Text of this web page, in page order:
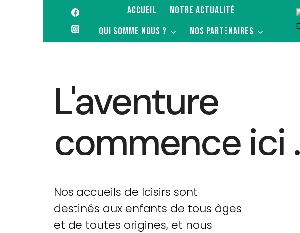
ACCUEIL
NOTRE ACTUALITÉ
QUI SOMME NOUS ?
NOS PARTENAIRES
L'aventure
commence ici .
Nos accueils de loisirs sont
destinés aux enfants de tous âges
et de toutes origines, et nous